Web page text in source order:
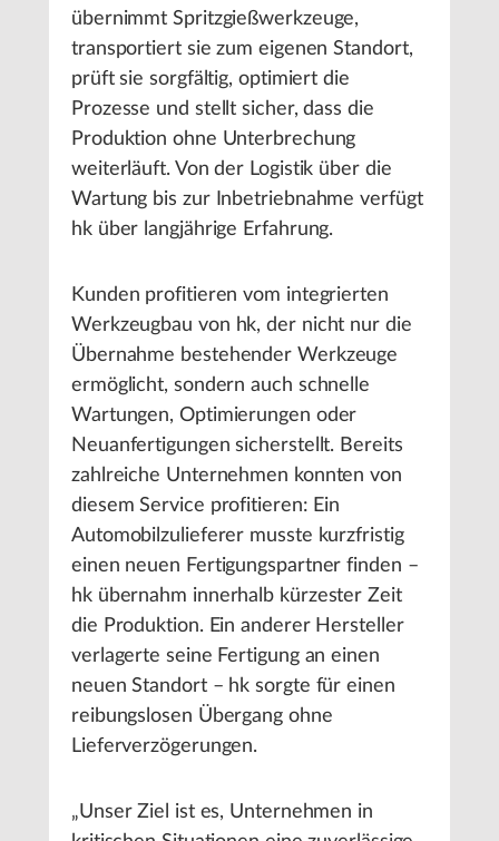
übernimmt Spritzgießwerkzeuge,
transportiert sie zum eigenen Standort,
prüft sie sorgfältig, optimiert die
Prozesse und stellt sicher, dass die
Produktion ohne Unterbrechung
weiterläuft. Von der Logistik über die
Wartung bis zur Inbetriebnahme verfügt
hk über langjährige Erfahrung.
Kunden profitieren vom integrierten
Werkzeugbau von hk, der nicht nur die
Übernahme bestehender Werkzeuge
ermöglicht, sondern auch schnelle
Wartungen, Optimierungen oder
Neuanfertigungen sicherstellt. Bereits
zahlreiche Unternehmen konnten von
diesem Service profitieren: Ein
Automobilzulieferer musste kurzfristig
einen neuen Fertigungspartner finden –
hk übernahm innerhalb kürzester Zeit
die Produktion. Ein anderer Hersteller
verlagerte seine Fertigung an einen
neuen Standort – hk sorgte für einen
reibungslosen Übergang ohne
Lieferverzögerungen.
„Unser Ziel ist es, Unternehmen in